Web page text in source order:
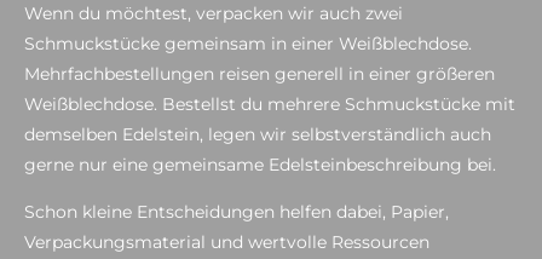
Wenn du möchtest, verpacken wir auch zwei
Schmuckstücke gemeinsam in einer Weißblechdose.
Mehrfachbestellungen reisen generell in einer größeren
Weißblechdose. Bestellst du mehrere Schmuckstücke mit
demselben Edelstein, legen wir selbstverständlich auch
gerne nur eine gemeinsame Edelsteinbeschreibung bei.
Schon kleine Entscheidungen helfen dabei, Papier,
Verpackungsmaterial und wertvolle Ressourcen